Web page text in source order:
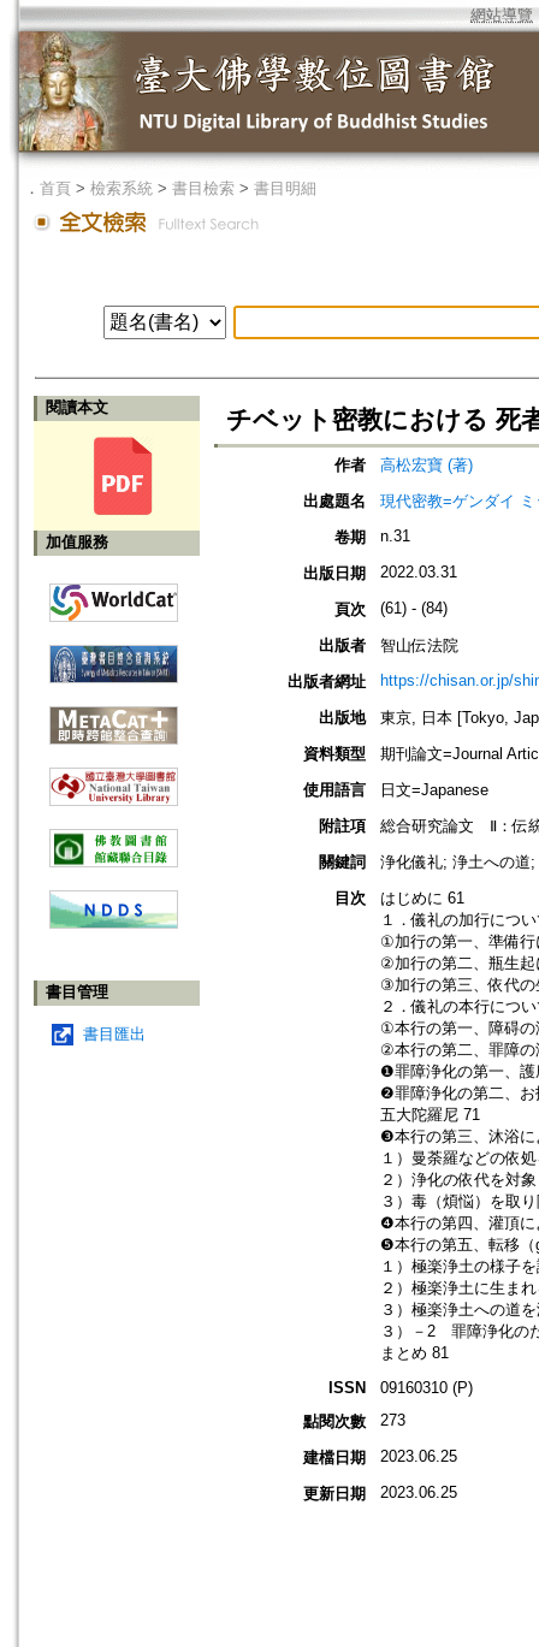
網站導覽
． 首頁 > 檢索系統 > 書目檢索 > 書目明細
閱讀本文
加值服務
書目管理
書目匯出
チベット密教における 死
作者
高松宏寶 (著)
出處題名
現代密教=ゲンダイ
卷期
n.31
出版日期 2022.03.31
頁次 (61) - (84)
出版者
智山伝法院
出版者網址
https://chisan.or.jp/
出版地
東京, 日本 [Tokyo,
資料類型
期刊論文=Journal
使用語言
日文=Japanese
附註項
総合研究論文 Ⅱ：伝
關鍵詞
浄化儀礼; 浄土への道
目次
はじめに 61
１．儀礼の加行につ
①加行の第一、準備行
②加行の第二、瓶生起
③加行の第三、依代の
２．儀礼の本行につ
①本行の第一、障碍の
②本行の第二、罪障の
❶罪障浄化の第一、護
❷罪障浄化の第二、お
五大陀羅尼 71
❸本行の第三、沐浴
１）曼荼羅などの依
２）浄化の依代を対
３）毒（煩悩）を取
❹本行の第四、灌頂
❺本行の第五、転移（
１）極楽浄土の様子
２）極楽浄土に生ま
３）極楽浄土への道
３）－2 罪障浄化の
まとめ 81
ISSN
09160310 (P)
點閱次數
273
建檔日期 2023.06.25
更新日期 2023.06.25